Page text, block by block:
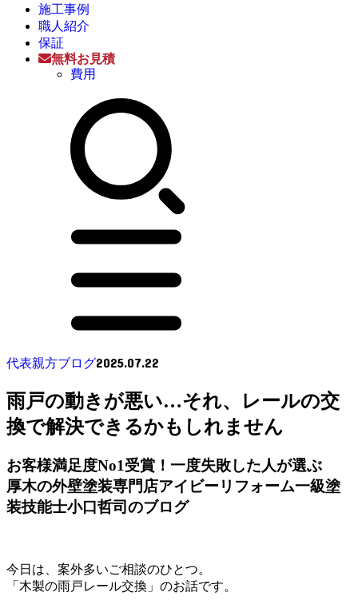
施工事例
職人紹介
保証
無料お見積
費用
代表親方ブログ2025.07.22
雨戸の動きが悪い…それ、レールの交
換で解決できるかもしれません
お客様満足度No1受賞！一度失敗した人が選ぶ
厚木の外壁塗装専門店アイビーリフォーム一級塗
装技能士小口哲司のブログ
今日は、案外多いご相談のひとつ。
「木製の雨戸レール交換」のお話です。